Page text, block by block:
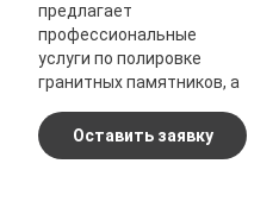
предлагает
профессиональные
услуги по полировке
гранитных памятников, а
изделий.Оставить заявку